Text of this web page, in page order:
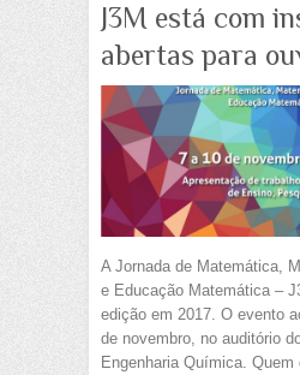
J3M está com
abertas para
A Jornada de Matemática,
e Educação Matemática –
edição em 2017. O evento
de novembro, no auditório
Engenharia Química. Quem